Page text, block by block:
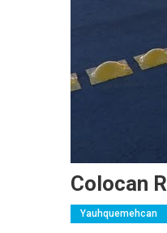
Colocan
Yauhquemehcan